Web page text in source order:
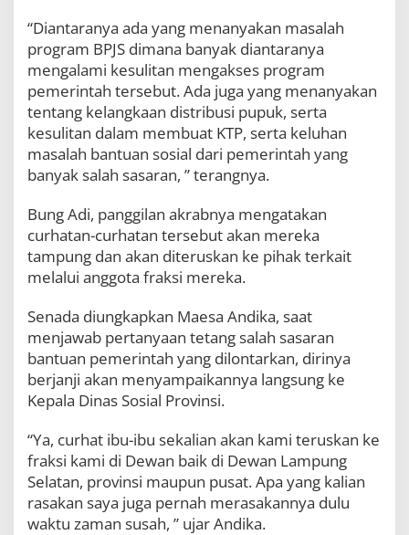
i
J
a
t
i
A
g
u
n
g
“Diantaranya ada yang menanyakan masalah
program BPJS dimana banyak diantaranya
mengalami kesulitan mengakses program
pemerintah tersebut. Ada juga yang menanyakan
tentang kelangkaan distribusi pupuk, serta
kesulitan dalam membuat KTP, serta keluhan
masalah bantuan sosial dari pemerintah yang
banyak salah sasaran, ” terangnya.
Bung Adi, panggilan akrabnya mengatakan
curhatan-curhatan tersebut akan mereka
tampung dan akan diteruskan ke pihak terkait
melalui anggota fraksi mereka.
Senada diungkapkan Maesa Andika, saat
menjawab pertanyaan tetang salah sasaran
bantuan pemerintah yang dilontarkan, dirinya
berjanji akan menyampaikannya langsung ke
Kepala Dinas Sosial Provinsi.
“Ya, curhat ibu-ibu sekalian akan kami teruskan ke
fraksi kami di Dewan baik di Dewan Lampung
Selatan, provinsi maupun pusat. Apa yang kalian
rasakan saya juga pernah merasakannya dulu
waktu zaman susah, ” ujar Andika.